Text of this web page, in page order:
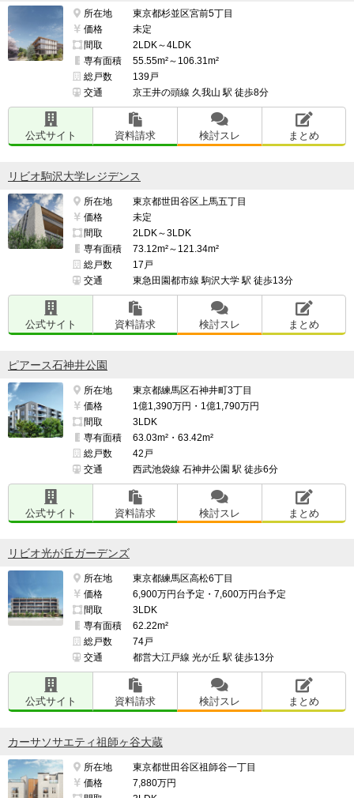
所在地
東京都杉並区宮前5丁目
価格
未定
間取
2LDK～4LDK
専有面積
55.55m²～106.31m²
総戸数
139戸
交通
京王井の頭線 久我山 駅 徒歩8分
公式サイト 資料請求 検討スレ まとめ
リビオ駒沢大学レジデンス
所在地
東京都世田谷区上馬五丁目
価格
未定
間取
2LDK～3LDK
専有面積
73.12m²～121.34m²
総戸数
17戸
交通
東急田園都市線 駒沢大学 駅 徒歩13分
公式サイト 資料請求 検討スレ まとめ
ピアース石神井公園
所在地
東京都練馬区石神井町3丁目
価格
1億1,390万円・1億1,790万円
間取
3LDK
専有面積
63.03m²・63.42m²
総戸数
42戸
交通
西武池袋線 石神井公園 駅 徒歩6分
公式サイト 資料請求 検討スレ まとめ
リビオ光が丘ガーデンズ
所在地
東京都練馬区高松6丁目
価格
6,900万円台予定・7,600万円台予定
間取
3LDK
専有面積
62.22m²
総戸数
74戸
交通
都営大江戸線 光が丘 駅 徒歩13分
公式サイト 資料請求 検討スレ まとめ
カーサソサエティ祖師ヶ谷大蔵
所在地
東京都世田谷区祖師谷一丁目
価格
7,880万円